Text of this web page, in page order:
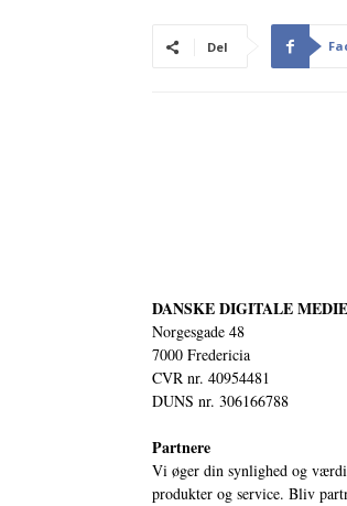
Del
DANSKE DIGITALE
Norgesgade 48
7000 Fredericia
CVR nr. 40954481
DUNS nr. 306166788
Partnere
Vi øger din synlighed og
produkter og service. Bliv